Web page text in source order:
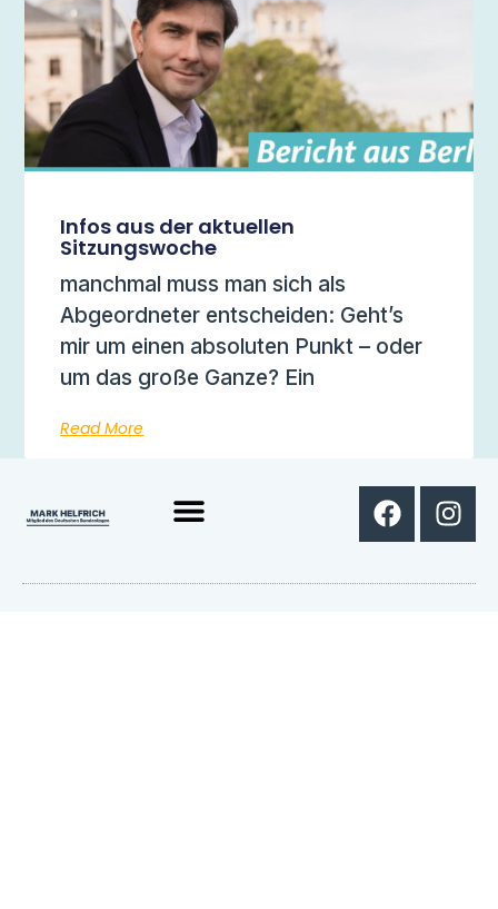
Infos aus der aktuellen
Sitzungswoche
manchmal muss man sich als
Abgeordneter entscheiden: Geht’s
mir um einen absoluten Punkt – oder
um das große Ganze? Ein
Read More